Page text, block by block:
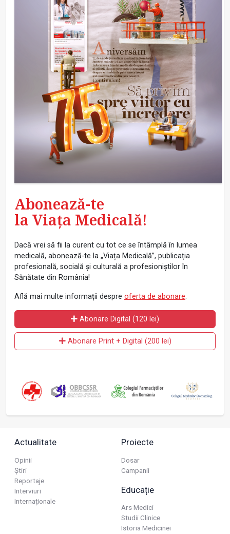
Abonează-te
la Viața Medicală!
Dacă vrei să fii la curent cu tot ce se întâmplă în lumea
medicală, abonează-te la „Viața Medicală”, publicația
profesională, socială și culturală a profesioniștilor în
Sănătate din România!
Află mai multe informații despre oferta de abonare.
Abonare Digital (120 lei)
Abonare Print + Digital (200 lei)
Actualitate
Opinii
Știri
Reportaje
Interviuri
Internaționale
Proiecte
Dosar
Campanii
Educație
Ars Medici
Studii Clinice
Istoria Medicinei